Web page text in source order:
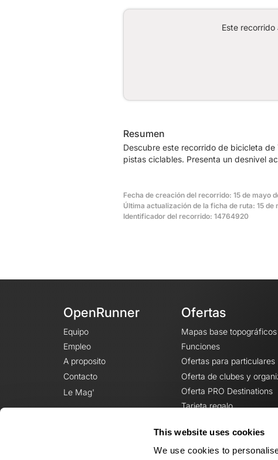
This website uses cookies
We use cookies to
Este recorrido
Resumen
Descubre este recorrido de bicicleta
pistas ciclables. Presenta un desnivel
Fecha de creación del recorrido: 15 de mayo
Última actualización de la ficha de ruta: 15 de
Identificador del recorrido: 14764920
OpenRunner
Equipo
Empleo
A proposito
Contacto
Le Mag'
Ofertas
Mapas base topográficos
Funciones
Ofertas para particulares
Oferta de clubes y
Oferta PRO Destinations
Tarjeta regalo